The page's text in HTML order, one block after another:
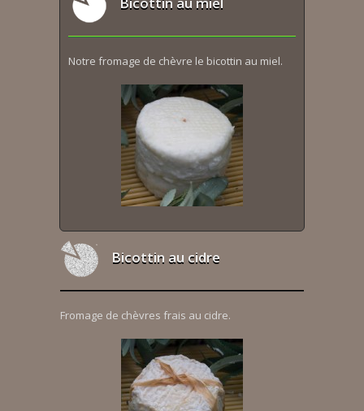
Notre fromage de chèvre le bicottin au miel.
Bicottin au cidre
Fromage de chèvres frais au cidre.